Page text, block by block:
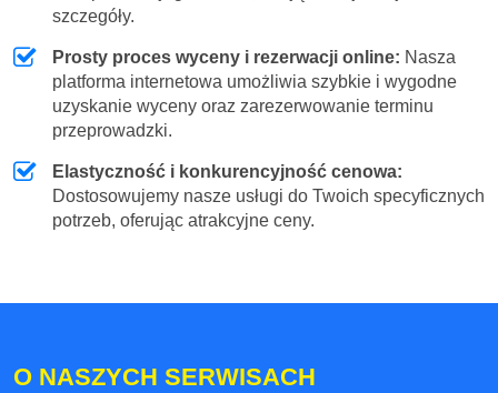
szczegóły.
Prosty proces wyceny i rezerwacji online: Nasza
platforma internetowa umożliwia szybkie i wygodne
uzyskanie wyceny oraz zarezerwowanie terminu
przeprowadzki.
Elastyczność i konkurencyjność cenowa:
Dostosowujemy nasze usługi do Twoich specyficznych
potrzeb, oferując atrakcyjne ceny.
O NASZYCH SERWISACH